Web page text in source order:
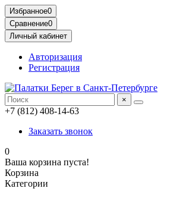
Избранное0
Сравнение0
Личный кабинет
Авторизация
Регистрация
×
+7 (812) 408-14-63
Заказать звонок
0
Ваша корзина пуста!
Корзина
Категории